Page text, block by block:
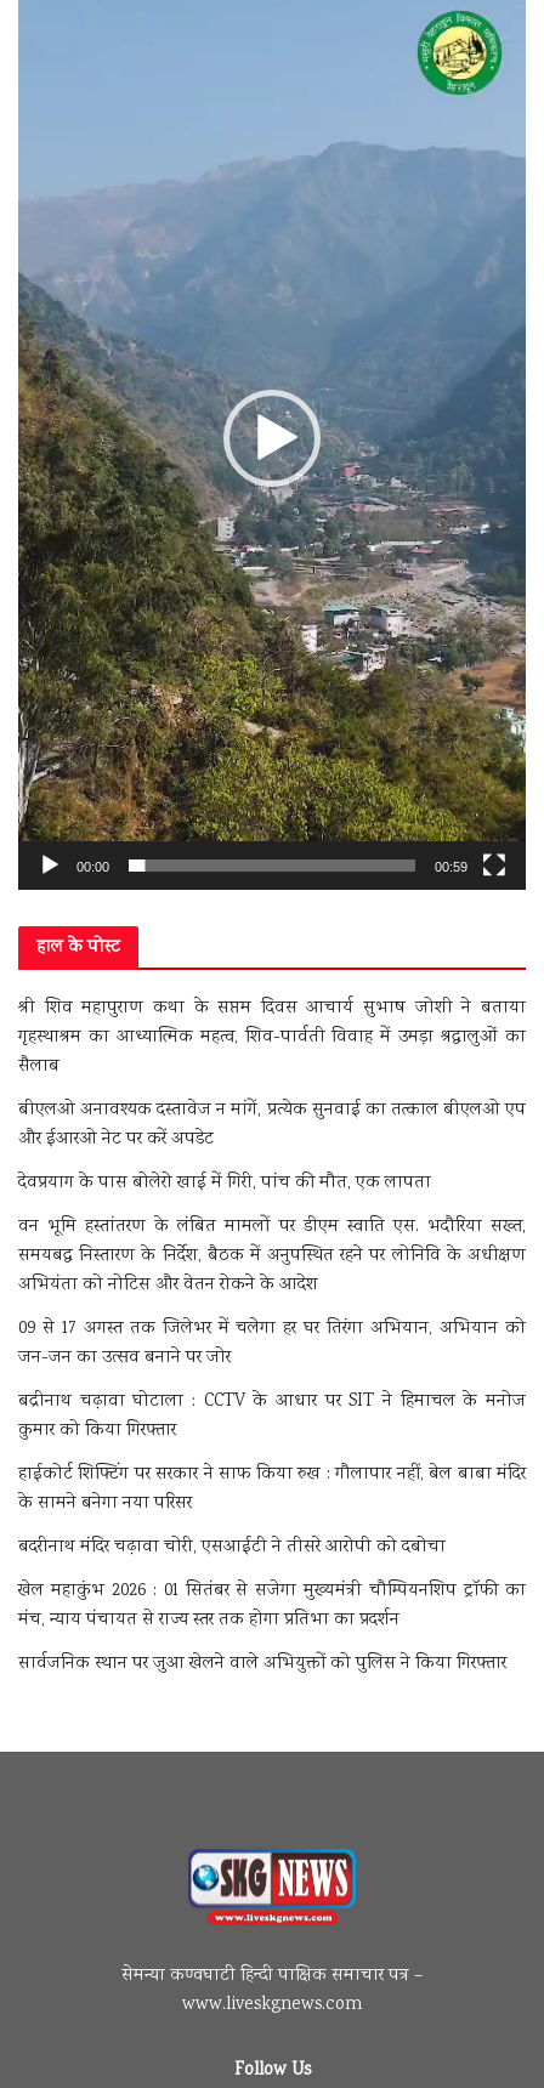
00:00 00:59
हाल के पोस्ट
श्री शिव महापुराण कथा के सप्तम दिवस आचार्य सुभाष जोशी ने बताया
गृहस्थाश्रम का आध्यात्मिक महत्व, शिव-पार्वती विवाह में उमड़ा श्रद्धालुओं का
सैलाब
बीएलओ अनावश्यक दस्तावेज न मांगें, प्रत्येक सुनवाई का तत्काल बीएलओ एप
और ईआरओ नेट पर करें अपडेट
देवप्रयाग के पास बोलेरो खाई में गिरी, पांच की मौत, एक लापता
वन भूमि हस्तांतरण के लंबित मामलों पर डीएम स्वाति एस. भदौरिया सख्त,
समयबद्ध निस्तारण के निर्देश, बैठक में अनुपस्थित रहने पर लोनिवि के अधीक्षण
अभियंता को नोटिस और वेतन रोकने के आदेश
09 से 17 अगस्त तक जिलेभर में चलेगा हर घर तिरंगा अभियान, अभियान को
जन-जन का उत्सव बनाने पर जोर
बद्रीनाथ चढ़ावा घोटाला : CCTV के आधार पर SIT ने हिमाचल के मनोज
कुमार को किया गिरफ्तार
हाईकोर्ट शिफ्टिंग पर सरकार ने साफ किया रुख : गौलापार नहीं, बेल बाबा मंदिर
के सामने बनेगा नया परिसर
बदरीनाथ मंदिर चढ़ावा चोरी, एसआईटी ने तीसरे आरोपी को दबोचा
खेल महाकुंभ 2026 : 01 सितंबर से सजेगा मुख्यमंत्री चौम्पियनशिप ट्रॉफी का
मंच, न्याय पंचायत से राज्य स्तर तक होगा प्रतिभा का प्रदर्शन
सार्वजनिक स्थान पर जुआ खेलने वाले अभियुक्तों को पुलिस ने किया गिरफ्तार
सेमन्या कण्वघाटी हिन्दी पाक्षिक समाचार पत्र –
www.liveskgnews.com
Follow Us